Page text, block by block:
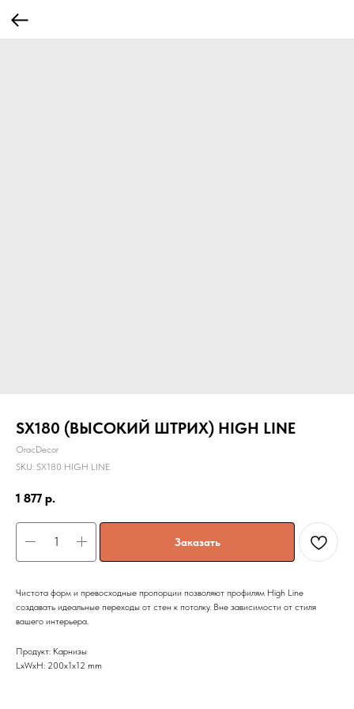
SX180 (ВЫСОКИЙ ШТРИХ) HIGH LINE
OracDecor
SKU: SX180 HIGH LINE
1 877 р.
Заказать
Чистота форм и превосходные пропорции позволяют профилям High Line
создавать идеальные переходы от стен к потолку. Вне зависимости от стиля
вашего интерьера.
Продукт: Карнизы
LxWxH: 200x1x12 mm